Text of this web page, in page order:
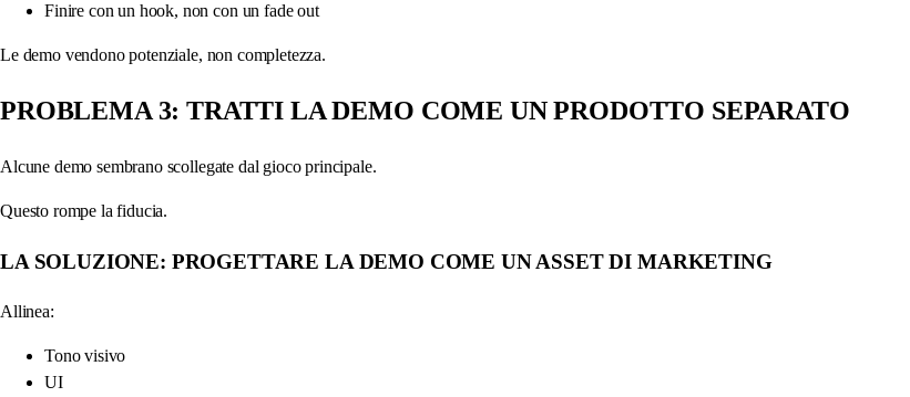
Finire con un hook, non con un fade out
Le demo vendono potenziale, non completezza.
PROBLEMA 3: TRATTI LA DEMO COME UN PRODOTTO SEPARATO
Alcune demo sembrano scollegate dal gioco principale.
Questo rompe la fiducia.
LA SOLUZIONE: PROGETTARE LA DEMO COME UN ASSET DI MARKETING
Allinea:
Tono visivo
UI